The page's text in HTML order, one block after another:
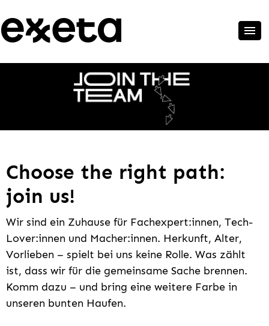
Choose the right path:
join us!
Wir sind ein Zuhause für Fachexpert:innen, Tech-
Lover:innen und Macher:innen. Herkunft, Alter,
Vorlieben – spielt bei uns keine Rolle. Was zählt
ist, dass wir für die gemeinsame Sache brennen.
Komm dazu – und bring eine weitere Farbe in
unseren bunten Haufen.